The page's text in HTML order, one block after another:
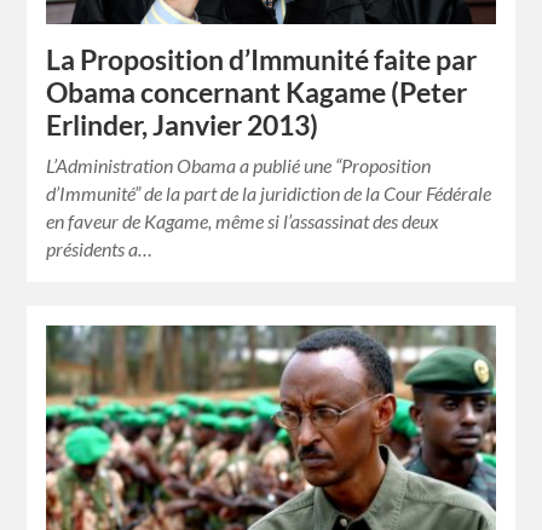
La Proposition d’Immunité faite par
Obama concernant Kagame (Peter
Erlinder, Janvier 2013)
L’Administration Obama a publié une “Proposition
d’Immunité” de la part de la juridiction de la Cour Fédérale
en faveur de Kagame, même si l’assassinat des deux
présidents a…